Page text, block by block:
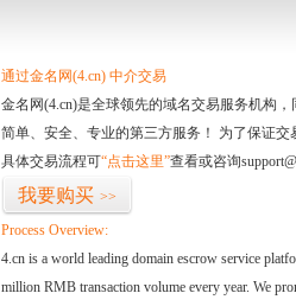
通过金名网(4.cn) 中介交易
金名网(4.cn)是全球领先的域名交易服务机构
简单、安全、专业的第三方服务！ 为了保证
具体交易流程可“点击这里”查看或咨询
我要购买 >>
Process Overview:
4.cn is a world leading domain escrow service
million RMB transaction volume every year. We